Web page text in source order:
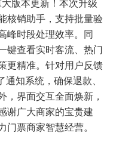
版本更新！本次升级
核销助手，支持批量验
峰时段处理效率。同
键查看实时客流、热门
更精准。针对用户反馈
通知系统，确保退款、
，界面交互全面焕新，
谢广大商家的宝贵建
门票商家智慧经营。